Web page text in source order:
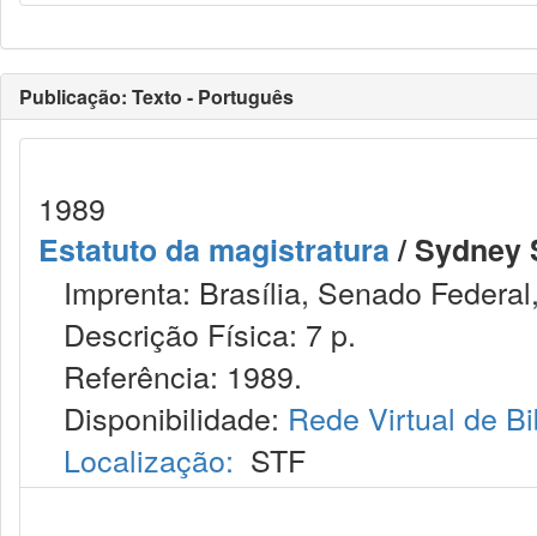
Publicação: Texto - Português
1989
Estatuto da magistratura/ Sydney
Imprenta: Brasília, Senado
Descrição Física: 7 p.
Referência: 1989.
Disponibilidade: Rede Virtual de
Localização: STF